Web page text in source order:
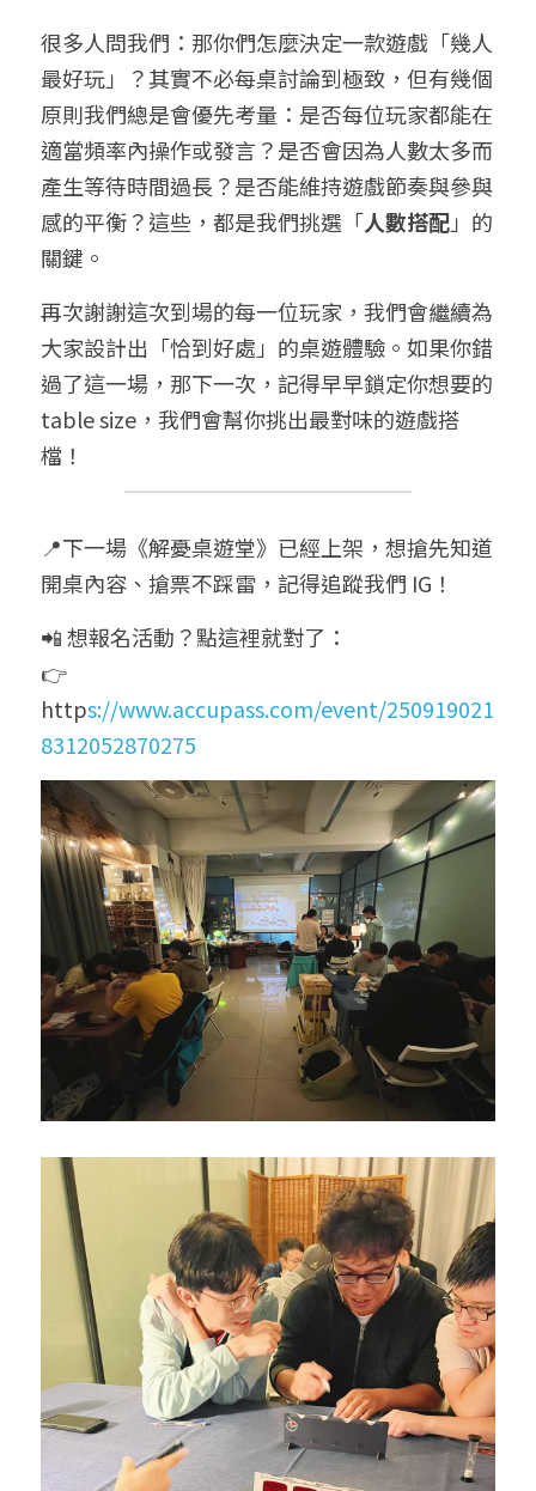
很多人問我們：那你們怎麼決定一款遊戲「幾人
最好玩」？其實不必每桌討論到極致，但有幾個
原則我們總是會優先考量：是否每位玩家都能在
適當頻率內操作或發言？是否會因為人數太多而
產生等待時間過長？是否能維持遊戲節奏與參與
感的平衡？這些，都是我們挑選「人數搭配」的
關鍵。
再次謝謝這次到場的每一位玩家，我們會繼續為
大家設計出「恰到好處」的桌遊體驗。如果你錯
過了這一場，那下一次，記得早早鎖定你想要的
table size，我們會幫你挑出最對味的遊戲搭
檔！
📍下一場《解憂桌遊堂》已經上架，想搶先知道
開桌內容、搶票不踩雷，記得追蹤我們 IG！
📲 想報名活動？點這裡就對了：
👉
https://www.accupass.com/event/250919021
8312052870275